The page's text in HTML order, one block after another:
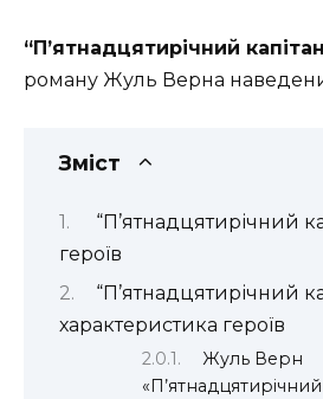
“П’ятнадцятирічний
роману Жуль Верна
Зміст
“П’ятнадцятирічний
героїв
“П’ятнадцятирічний
характеристика героїв
Жуль Верн
«П’ятнадцятирічний